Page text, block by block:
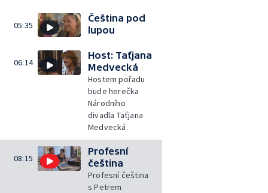
05:35
Čeština pod
lupou
06:14
Host: Taťjana
Medvecká
Hostem pořadu
bude herečka
Národního
divadla Taťjana
Medvecká.
08:15
Profesní
čeština
Profesní čeština
s Petrem